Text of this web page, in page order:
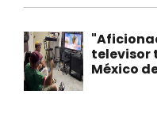
televisor
México